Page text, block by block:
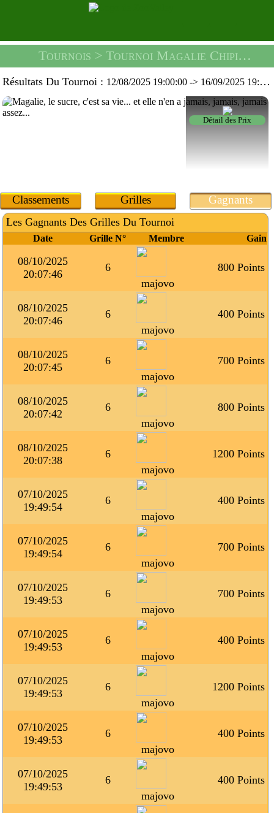
Tournois > Tournoi Magalie Chipie -
Résultats Du Tournoi : 12/08/2025 19:00:00 -> 16/09/2025 19:59:59
Détail des Prix
Classements Grilles Gagnants
Les Gagnants Des Grilles Du Tournoi
Date Grille N° Membre Gain
08/10/2025
20:07:46
6
majovo
800 Points
08/10/2025
20:07:46
6
majovo
400 Points
08/10/2025
20:07:45
6
majovo
700 Points
08/10/2025
20:07:42
6
majovo
800 Points
08/10/2025
20:07:38
6
majovo
1200 Points
07/10/2025
19:49:54
6
majovo
400 Points
07/10/2025
19:49:54
6
majovo
700 Points
07/10/2025
19:49:53
6
majovo
700 Points
07/10/2025
19:49:53
6
majovo
400 Points
07/10/2025
19:49:53
6
majovo
1200 Points
07/10/2025
19:49:53
6
majovo
400 Points
07/10/2025
19:49:53
6
majovo
400 Points